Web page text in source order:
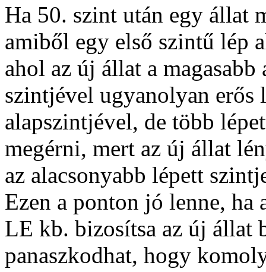
Ha 50. szint után egy állat
amiből egy első szintű lép
ahol az új állat a
szintjével ugyanolyan erős
alapszintjével, de több
megérni, mert az új állat
az alacsonyabb lépett
Ezen a ponton jó lenne,
LE kb. bizosítsa az új állat
panaszkodhat, hogy